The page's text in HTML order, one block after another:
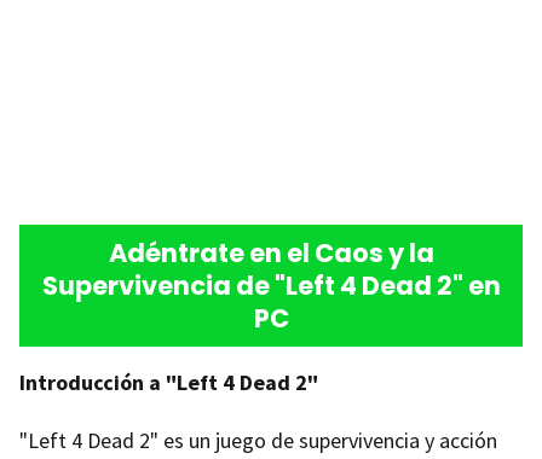
Adéntrate en el Caos y la
Supervivencia de "Left 4 Dead 2" en
PC
Introducción a "Left 4 Dead 2"
"Left 4 Dead 2" es un juego de supervivencia y acción